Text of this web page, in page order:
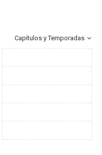
Capítulos y Temporadas